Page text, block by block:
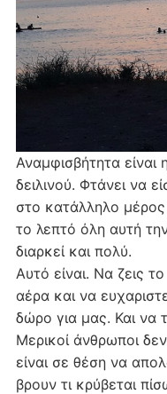
Αναμφισβήτητα
δειλινού. Φτάνει να
στο κατάλληλο
το λεπτό όλη αυτή
διαρκεί και πολύ.
Αυτό είναι. Να ζεις
αέρα και να
δώρο για μας. Και να
Μερικοί άνθρωποι
είναι σε θέση να
βρουν τι κρύβεται